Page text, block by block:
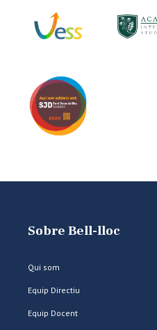
Sobre Bell-lloc
Qui som
Equip Directiu
Equip Docent